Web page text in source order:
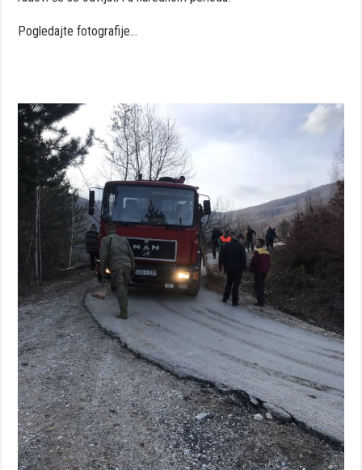
Pogledajte fotografije…